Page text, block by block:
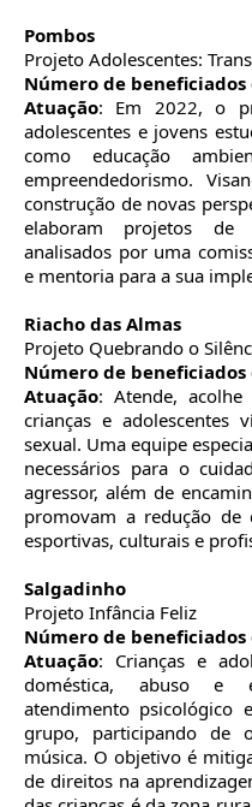
Pombos
Projeto Adolescentes:
Número de
Atuação: Em 2022, o
adolescentes e jovens
como educação
empreendedorismo.
construção de novas
elaboram projetos de
analisados por uma
e mentoria para a sua
Riacho das Almas
Projeto Quebrando o
Número de
Atuação: Atende,
crianças e adolescentes
sexual. Uma equipe
necessários para o
agressor, além de
promovam a redução de
esportivas, culturais e
Salgadinho
Projeto Infância Feliz
Número de
Atuação: Crianças e
doméstica, abuso e
atendimento psicológico
grupo, participando de
música. O objetivo é
de direitos na